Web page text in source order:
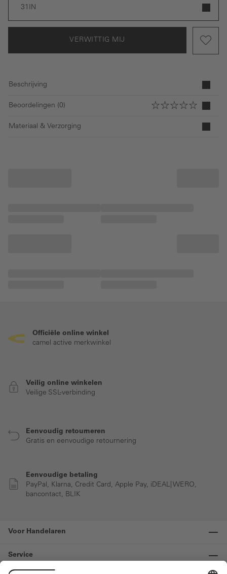
31IN
VERWITTIG MIJ
Beschrijving
Beoordelingen (0)
Materiaal & Verzorging
Officiële online winkel
camel active merkwinkel
Veilig online winkelen
Veilige SSL-verbinding
Eenvoudig retourneren
Gratis en eenvoudige retournering
Eenvoudige betaling
PayPal, Klarna, Credit Card, Apple Pay, iDEAL| WERO,
bancontact, BLIK
Voor Handelaren
Service